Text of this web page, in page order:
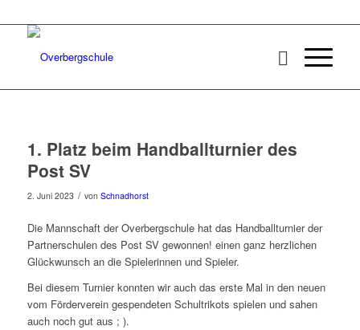
1. Platz beim Handballturnier des
Post SV
2. Juni 2023 / von Schnadhorst
Die Mannschaft der Overbergschule hat das Handballturnier der
Partnerschulen des Post SV gewonnen! einen ganz herzlichen
Glückwunsch an die Spielerinnen und Spieler.
Bei diesem Turnier konnten wir auch das erste Mal in den neuen
vom Förderverein gespendeten Schultrikots spielen und sahen
auch noch gut aus ; ).